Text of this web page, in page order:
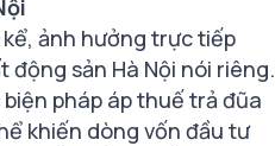
ảnh hưởng trực tiếp
sản Hà Nội nói riêng.
pháp áp thuế trả đũa
khiến dòng vốn đầu tư